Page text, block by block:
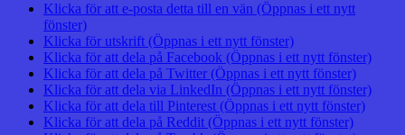
Klicka för att e-posta detta till en vän (Öppnas i ett nytt
fönster)
Klicka för utskrift (Öppnas i ett nytt fönster)
Klicka för att dela på Facebook (Öppnas i ett nytt fönster)
Klicka för att dela på Twitter (Öppnas i ett nytt fönster)
Klicka för att dela via LinkedIn (Öppnas i ett nytt fönster)
Klicka för att dela till Pinterest (Öppnas i ett nytt fönster)
Klicka för att dela på Reddit (Öppnas i ett nytt fönster)